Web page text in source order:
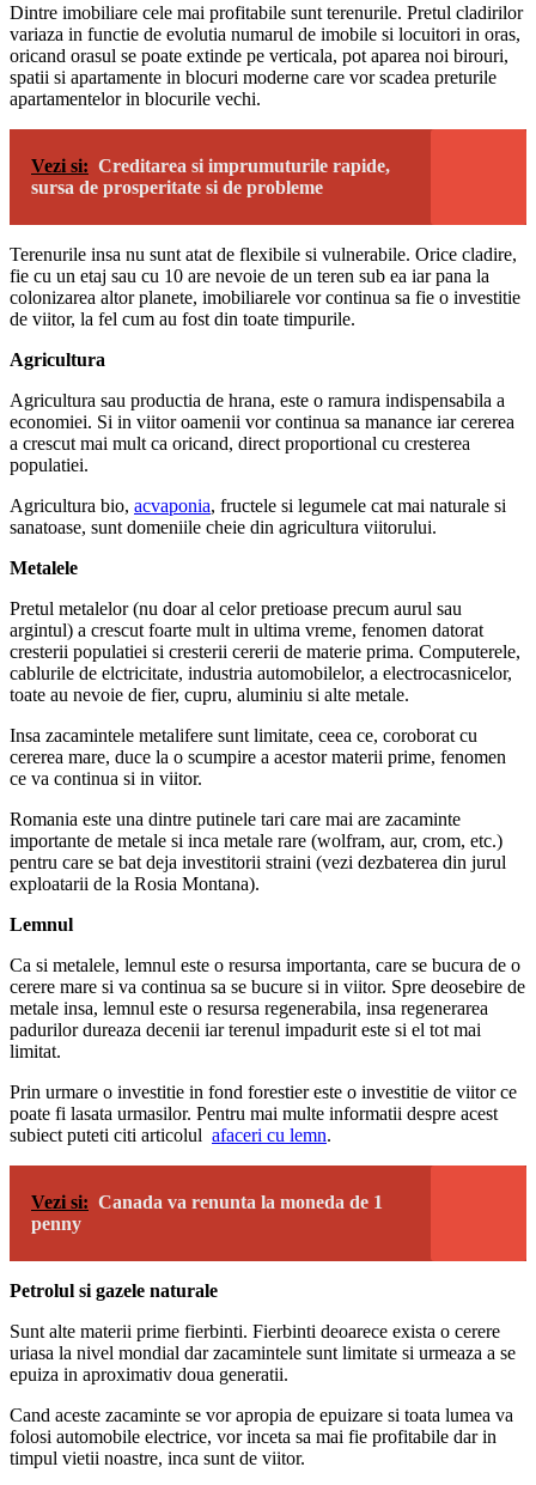
Dintre imobiliare cele mai profitabile sunt terenurile. Pretul cladirilor
variaza in functie de evolutia numarul de imobile si locuitori in oras,
oricand orasul se poate extinde pe verticala, pot aparea noi birouri,
spatii si apartamente in blocuri moderne care vor scadea preturile
apartamentelor in blocurile vechi.
Vezi si: Creditarea si imprumuturile rapide,
sursa de prosperitate si de probleme
Terenurile insa nu sunt atat de flexibile si vulnerabile. Orice cladire,
fie cu un etaj sau cu 10 are nevoie de un teren sub ea iar pana la
colonizarea altor planete, imobiliarele vor continua sa fie o investitie
de viitor, la fel cum au fost din toate timpurile.
Agricultura
Agricultura sau productia de hrana, este o ramura indispensabila a
economiei. Si in viitor oamenii vor continua sa manance iar cererea
a crescut mai mult ca oricand, direct proportional cu cresterea
populatiei.
Agricultura bio, acvaponia, fructele si legumele cat mai naturale si
sanatoase, sunt domeniile cheie din agricultura viitorului.
Metalele
Pretul metalelor (nu doar al celor pretioase precum aurul sau
argintul) a crescut foarte mult in ultima vreme, fenomen datorat
cresterii populatiei si cresterii cererii de materie prima. Computerele,
cablurile de elctricitate, industria automobilelor, a electrocasnicelor,
toate au nevoie de fier, cupru, aluminiu si alte metale.
Insa zacamintele metalifere sunt limitate, ceea ce, coroborat cu
cererea mare, duce la o scumpire a acestor materii prime, fenomen
ce va continua si in viitor.
Romania este una dintre putinele tari care mai are zacaminte
importante de metale si inca metale rare (wolfram, aur, crom, etc.)
pentru care se bat deja investitorii straini (vezi dezbaterea din jurul
exploatarii de la Rosia Montana).
Lemnul
Ca si metalele, lemnul este o resursa importanta, care se bucura de o
cerere mare si va continua sa se bucure si in viitor. Spre deosebire de
metale insa, lemnul este o resursa regenerabila, insa regenerarea
padurilor dureaza decenii iar terenul impadurit este si el tot mai
limitat.
Prin urmare o investitie in fond forestier este o investitie de viitor ce
poate fi lasata urmasilor. Pentru mai multe informatii despre acest
subiect puteti citi articolul afaceri cu lemn.
Vezi si: Canada va renunta la moneda de 1
penny
Petrolul si gazele naturale
Sunt alte materii prime fierbinti. Fierbinti deoarece exista o cerere
uriasa la nivel mondial dar zacamintele sunt limitate si urmeaza a se
epuiza in aproximativ doua generatii.
Cand aceste zacaminte se vor apropia de epuizare si toata lumea va
folosi automobile electrice, vor inceta sa mai fie profitabile dar in
timpul vietii noastre, inca sunt de viitor.